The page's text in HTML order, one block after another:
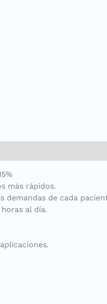
más rápidos.
demandas de cada
al día.